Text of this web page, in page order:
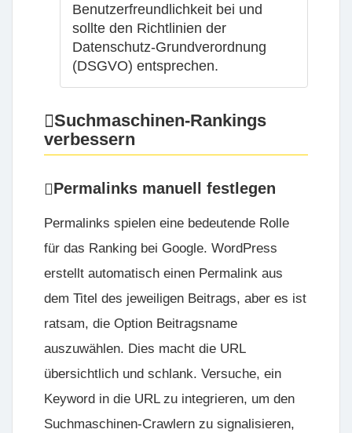
Benutzerfreundlichkeit bei und
sollte den Richtlinien der
Datenschutz-Grundverordnung
(DSGVO) entsprechen.
Suchmaschinen-Rankings
verbessern
Permalinks manuell festlegen
Permalinks spielen eine bedeutende Rolle
für das Ranking bei Google. WordPress
erstellt automatisch einen Permalink aus
dem Titel des jeweiligen Beitrags, aber es ist
ratsam, die Option Beitragsname
auszuwählen. Dies macht die URL
übersichtlich und schlank. Versuche, ein
Keyword in die URL zu integrieren, um den
Suchmaschinen-Crawlern zu signalisieren,